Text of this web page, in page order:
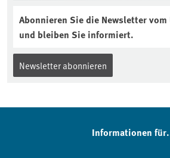
Abonnieren Sie die Newsletter
und bleiben Sie informiert.
Newsletter abonnieren
Informationen